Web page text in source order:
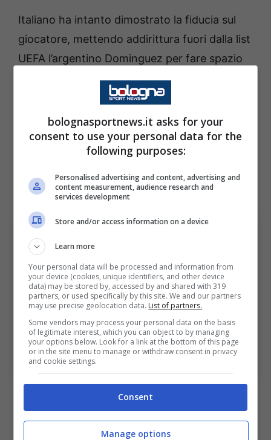
Italiano ha intanto dimostrato la fiducia sul
giocatore, mettendo addirittura fuori dalla list
UEFA l’argentino Dominguez per fare spazio
ai due compagni di repartoCambiaghi e
I tifosi rossoblù ora attendono il suo esordio
in campionato e già la sfida con il Milan
potrebbe essere lo scenario perfette per
vedere cosa il giocatore può fare.
Bologna, grande attesa per il debutto di Rowe in
rossoblù. Bologna Sport News (ph.bolognafc.it)
bolognasportnews.it asks for your
consent to use your personal data for the
following purposes:
Personalised advertising and content, advertising and
content measurement, audience research and
services development
Store and/or access information on a device
Learn more
Your personal data will be processed and information from
your device (cookies, unique identifiers, and other device
data) may be stored by, accessed by and shared with 319
partners, or used specifically by this site. We and our partners
may use precise geolocation data. List of partners.
Some vendors may process your personal data on the basis
of legitimate interest, which you can object to by managing
your options below. Look for a link at the bottom of this page
or in the site menu to manage or withdraw consent in privacy
and cookie settings.
Consent
Manage options